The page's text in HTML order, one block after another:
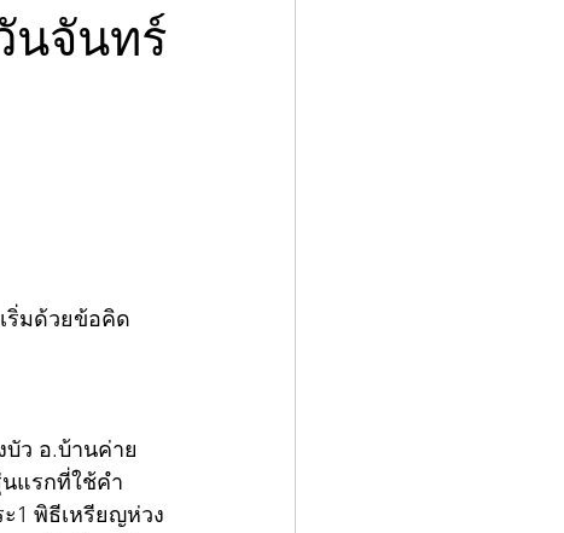
นจันทร์
ริ่มด้วยข้อคิด
ว อ.บ้านค่าย
นแรกที่ใช้คำ
1 พิธีเหรียญห่วง